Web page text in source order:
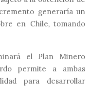
generaría un
en Chile, tomando
el Plan Minero
permite a ambas
para desarrollar